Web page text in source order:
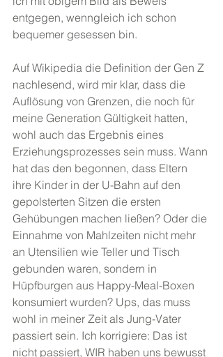
entgegen, wenngleich ich schon
bequemer gesessen bin.
Auf Wikipedia die Definition der Gen Z
nachlesend, wird mir klar, dass die
Auflösung von Grenzen, die noch für
meine Generation Gültigkeit hatten,
wohl auch das Ergebnis eines
Erziehungsprozesses sein muss. Wann
hat das den begonnen, dass Eltern
ihre Kinder in der U-Bahn auf den
gepolsterten Sitzen die ersten
Gehübungen machen ließen? Oder die
Einnahme von Mahlzeiten nicht mehr
an Utensilien wie Teller und Tisch
gebunden waren, sondern in
Hüpfburgen aus Happy-Meal-Boxen
konsumiert wurden? Ups, das muss
wohl in meiner Zeit als Jung-Vater
passiert sein. Ich korrigiere: Das ist
nicht passiert, WIR haben uns bewusst